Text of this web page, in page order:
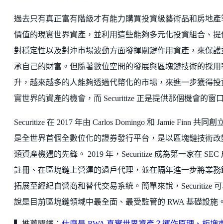
過去只有真正富有階級才有能力購買投資級藝術品和房地產
價值的現實世界資產，並利用這些能夠多元化投資組合、提
對穩定性以及對沖市場波動方面發揮關鍵作用資產，來保護
承自己的財富。但隨著數位空間的發展與區塊鏈技術的採用
升，越來越多的人能夠透過代幣化的市場，來進一步獲得投
實世界的資產的機會，而 Securitize 正是提供那個機會的窗
Securitize 在 2017 年由 Carlos Domingo 和 Jamie Finn 共同創
是全世界首個全數位化的證券發行平台，是以區塊鏈技術改
類資產機遇的先鋒。 2019 年，Securitize 成為第一家在 SEC
註冊、在區塊鏈上營運的過戶代理，並在隔年進一步將業務
拓展至經紀自營商和替代交易系統。簡單來說，Securitize
說是目前區塊鏈領域中最全面、最受監管的 RWA 基礎設施